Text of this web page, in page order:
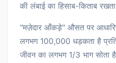
की लंबाई का हिसाब-किताब
"मज़ेदार आँकड़े" औसत पर
लगभग 100,000 धड़कता है
जीवन का लगभग 1/3 भाग सोता